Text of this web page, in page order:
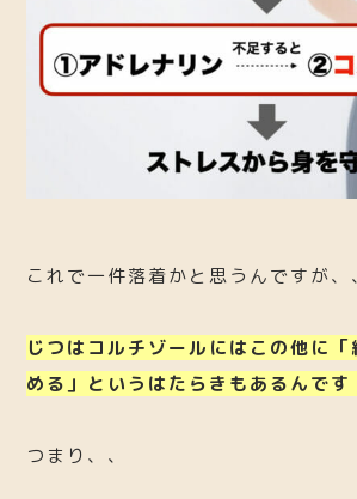
これで一件落着かと思うんですが、
じつはコルチゾールにはこの他に
める」というはたらきもあるんです
つまり、、